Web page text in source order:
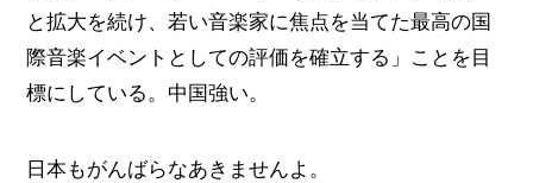
と拡大を続け、若い音楽家に焦点を当てた最高の国
際音楽イベントとしての評価を確立する」ことを目
標にしている。中国強い。
日本もがんばらなあきませんよ。